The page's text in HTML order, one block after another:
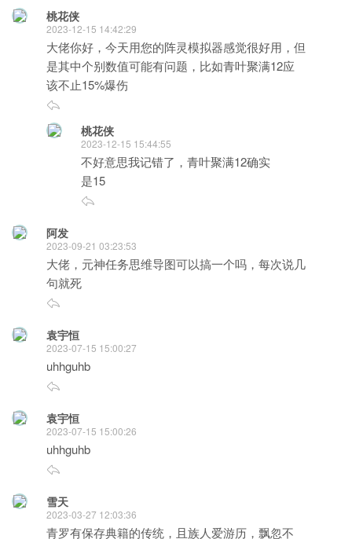
桃花侠
2023-12-15 14:42:29
大佬你好，今天用您的阵灵模拟器感觉很好用，但
是其中个别数值可能有问题，比如青叶聚满12应
该不止15%爆伤
桃花侠
2023-12-15 15:44:55
不好意思我记错了，青叶聚满12确实
是15
阿发
2023-09-21 03:23:53
大佬，元神任务思维导图可以搞一个吗，每次说几
句就死
袁宇恒
2023-07-15 15:00:27
uhhguhb
袁宇恒
2023-07-15 15:00:26
uhhguhb
雪天
2023-03-27 12:03:36
青罗有保存典籍的传统，且族人爱游历，飘忽不